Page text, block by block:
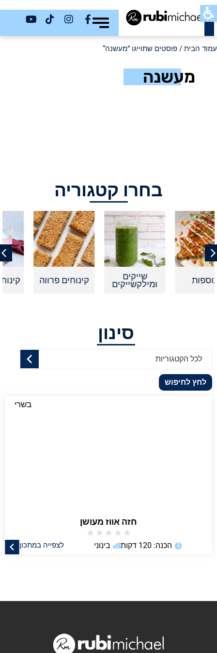
כשר
עמוד הבית / פוסטים שתוייגו ”מעשנה“
מעשנה
בחרו קטגוריה
ומילקשייקים קינוחים פרווה קינוחים
סינון
לכל הקטגוריות
לחץ לחיפוש
בשרי
חזה אווז מעושן
★
★
★
★
★
לצפייה במתכון הכנה: 120 דקות בינוני